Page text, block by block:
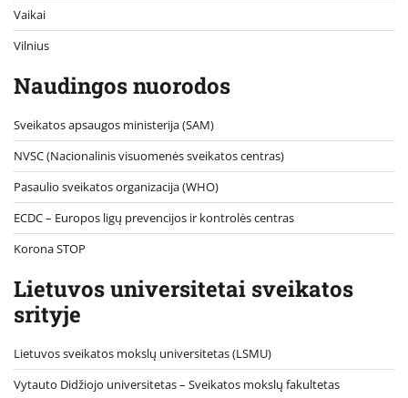
Vaikai
Vilnius
Naudingos nuorodos
Sveikatos apsaugos ministerija (SAM)
NVSC (Nacionalinis visuomenės sveikatos centras)
Pasaulio sveikatos organizacija (WHO)
ECDC – Europos ligų prevencijos ir kontrolės centras
Korona STOP
Lietuvos universitetai sveikatos
srityje
Lietuvos sveikatos mokslų universitetas (LSMU)
Vytauto Didžiojo universitetas– Sveikatos mokslų fakultetas